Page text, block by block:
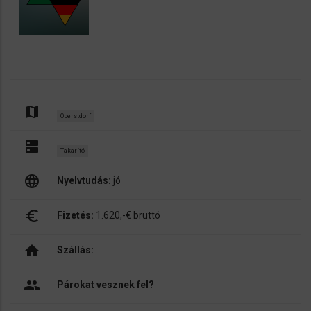
map Oberstdorf
dns Takarító
language Nyelvtudás: jó
euro_symbol Fizetés: 1.620,-€ bruttó
home Szállás:
people Párokat vesznek fel?